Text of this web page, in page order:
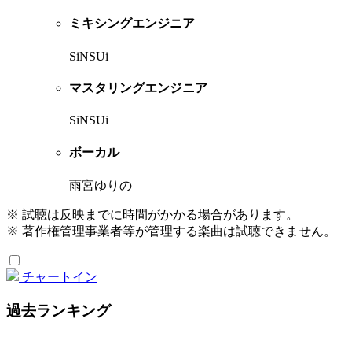
ミキシングエンジニア
SiNSUi
マスタリングエンジニア
SiNSUi
ボーカル
雨宮ゆりの
※ 試聴は反映までに時間がかかる場合があります。
※ 著作権管理事業者等が管理する楽曲は試聴できません。
チャートイン
過去ランキング